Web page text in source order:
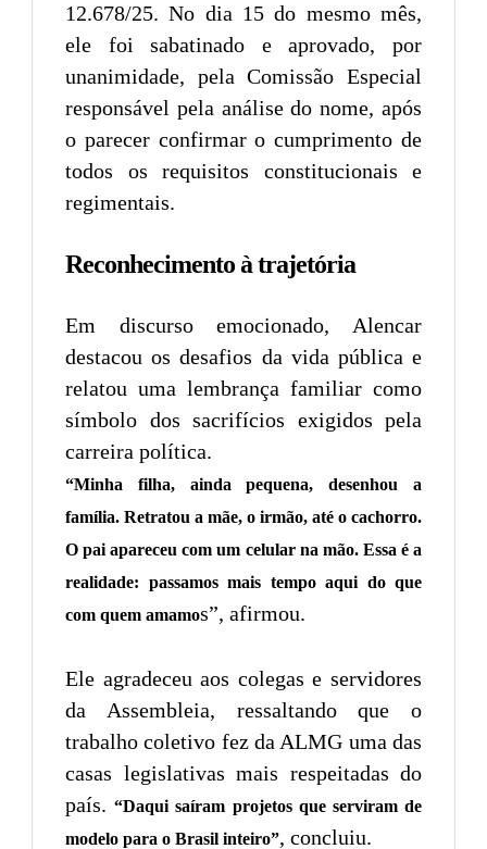
12.678/25. No dia 15 do mesmo mês,
ele foi sabatinado e aprovado, por
unanimidade, pela Comissão Especial
responsável pela análise do nome, após
o parecer confirmar o cumprimento de
todos os requisitos constitucionais e
regimentais.
Reconhecimento à trajetória
Em discurso emocionado, Alencar
destacou os desafios da vida pública e
relatou uma lembrança familiar como
símbolo dos sacrifícios exigidos pela
carreira política.
“Minha filha, ainda pequena, desenhou a
família. Retratou a mãe, o irmão, até o cachorro.
O pai apareceu com um celular na mão. Essa é a
realidade: passamos mais tempo aqui do que
com quem amamos”, afirmou.
Ele agradeceu aos colegas e servidores
da Assembleia, ressaltando que o
trabalho coletivo fez da ALMG uma das
casas legislativas mais respeitadas do
país.“Daqui saíram projetos que serviram de
modelo para o Brasil inteiro”, concluiu.